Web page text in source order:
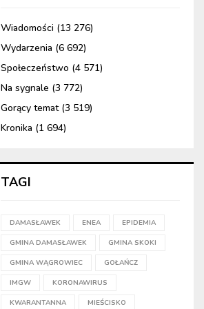
Wiadomości (13 276)
Wydarzenia (6 692)
Społeczeństwo (4 571)
Na sygnale (3 772)
Gorący temat(3 519)
Kronika (1 694)
TAGI
DAMASŁAWEK ENEA EPIDEMIA
GMINA DAMASŁAWEK GMINA SKOKI
GMINA WĄGROWIEC GOŁAŃCZ
IMGW KORONAWIRUS
KWARANTANNA MIEŚCISKO